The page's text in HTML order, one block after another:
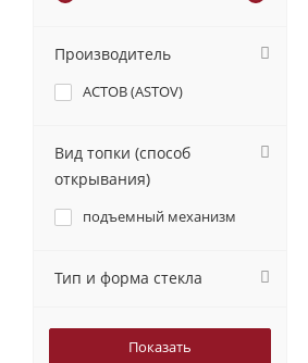
Производитель
АСТОВ (ASTOV)
Вид топки (способ
открывания)
подъемный механизм
Тип и форма стекла